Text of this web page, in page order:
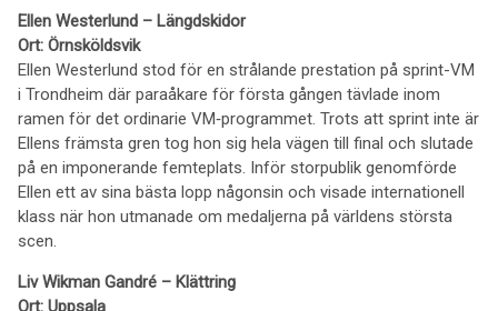
Ellen Westerlund – Längdskidor
Ort: Örnsköldsvik
Ellen Westerlund stod för en strålande prestation på sprint-VM
i Trondheim där paraåkare för första gången tävlade inom
ramen för det ordinarie VM‑programmet. Trots att sprint inte är
Ellens främsta gren tog hon sig hela vägen till final och slutade
på en imponerande femteplats. Inför storpublik genomförde
Ellen ett av sina bästa lopp någonsin och visade internationell
klass när hon utmanade om medaljerna på världens största
scen.
Liv Wikman Gandré – Klättring
Ort: Uppsala